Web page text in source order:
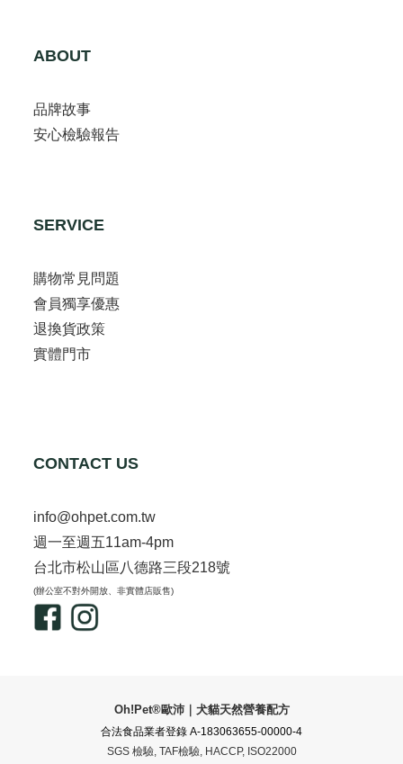
ABOUT
品牌故事
安心檢驗報告
SERVICE
購物常見問題
會員獨享優惠
退換貨政策
實體門市
CONTACT US
info@ohpet.com.tw
週一至週五11am-4pm
台北市松山區八德路三段218號
(辦公室不對外開放、非實體店販售)
Oh!Pet®歐沛｜犬貓天然營養配方
合法食品業者登錄 A-183063655-00000-4
SGS 檢驗, TAF檢驗, HACCP, ISO22000